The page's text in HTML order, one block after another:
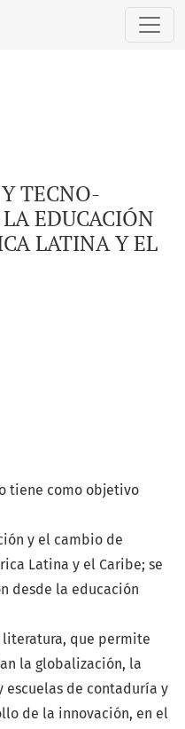
DE LA
TECNO-
EDUCACIÓN
LATINA Y EL
tiene como objetivo
y el cambio de
Latina y el Caribe; se
desde la educación
literatura, que permite
la globalización, la
de contaduría y
de la innovación, en el